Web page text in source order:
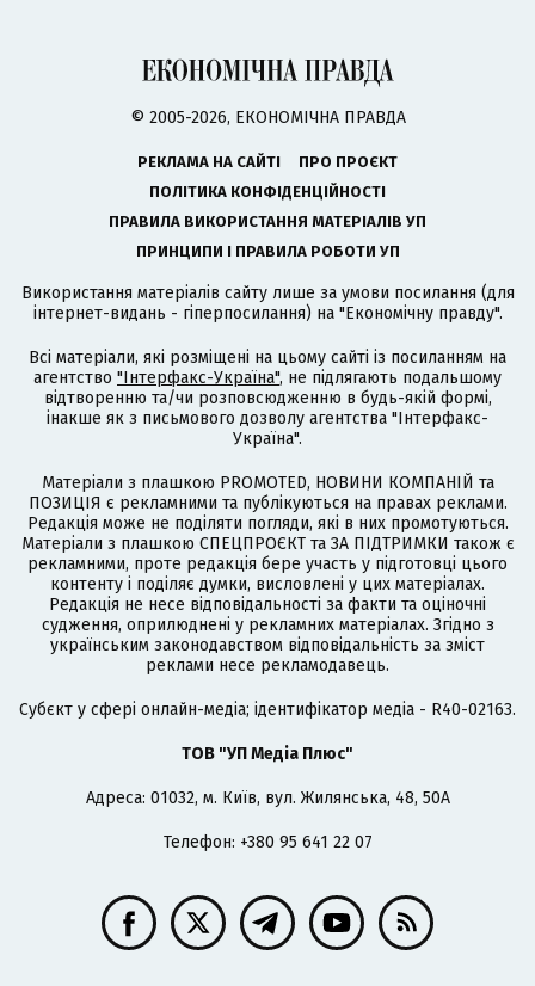
© 2005-2026, ЕКОНОМІЧНА ПРАВДА
РЕКЛАМА НА САЙТІ
ПРО ПРОЄКТ
ПОЛІТИКА КОНФІДЕНЦІЙНОСТІ
ПРАВИЛА ВИКОРИСТАННЯ МАТЕРІАЛІВ УП
ПРИНЦИПИ І ПРАВИЛА РОБОТИ УП
Використання матеріалів сайту лише за умови посилання (для
інтернет-видань - гіперпосилання) на "Економічну правду".
Всі матеріали, які розміщені на цьому сайті із посиланням на
агентство "Інтерфакс-Україна", не підлягають подальшому
відтворенню та/чи розповсюдженню в будь-якій формі,
інакше як з письмового дозволу агентства "Інтерфакс-
Україна".
Матеріали з плашкою PROMOTED, НОВИНИ КОМПАНІЙ та
ПОЗИЦІЯ є рекламними та публікуються на правах реклами.
Редакція може не поділяти погляди, які в них промотуються.
Матеріали з плашкою СПЕЦПРОЄКТ та ЗА ПІДТРИМКИ також є
рекламними, проте редакція бере участь у підготовці цього
контенту і поділяє думки, висловлені у цих матеріалах.
Редакція не несе відповідальності за факти та оціночні
судження, оприлюднені у рекламних матеріалах. Згідно з
українським законодавством відповідальність за зміст
реклами несе рекламодавець.
Cубєкт у сфері онлайн-медіа; ідентифікатор медіа - R40-02163.
ТОВ "УП Медіа Плюс"
Адреса: 01032, м. Київ, вул. Жилянська, 48, 50А
Телефон: +380 95 641 22 07